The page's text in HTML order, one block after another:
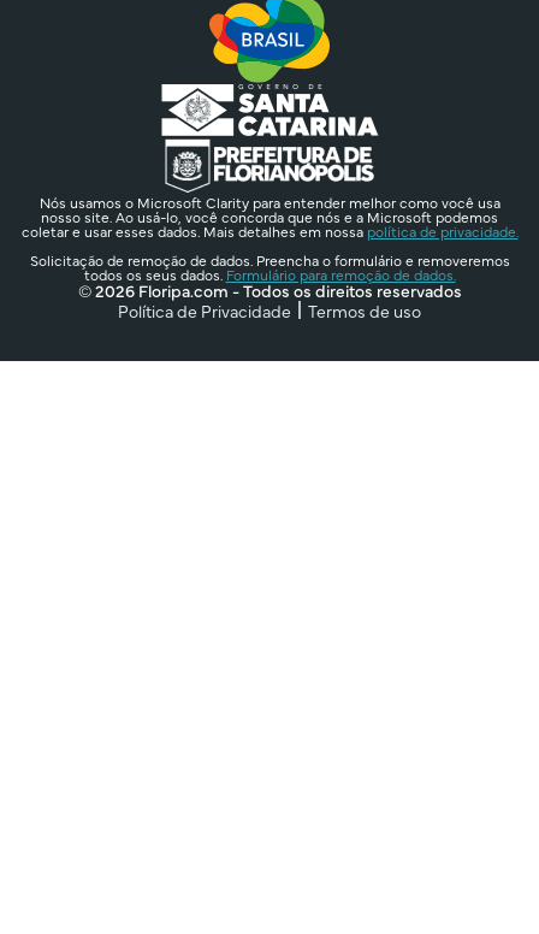
Nós usamos o Microsoft Clarity para entender melhor como você usa
nosso site. Ao usá-lo, você concorda que nós e a Microsoft podemos
coletar e usar esses dados. Mais detalhes em nossa política de privacidade.
Solicitação de remoção de dados. Preencha o formulário e removeremos
todos os seus dados. Formulário para remoção de dados.
© 2026 Floripa.com - Todos os direitos reservados
Política de Privacidade
Termos de uso